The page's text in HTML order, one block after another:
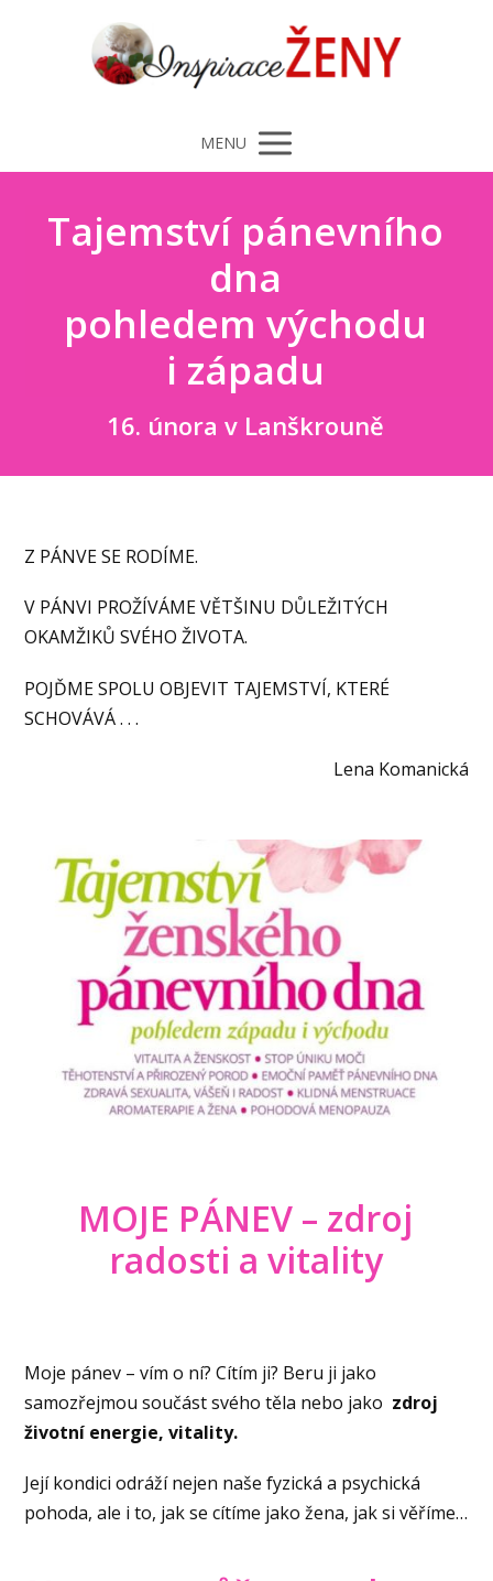
MENU
Tajemství pánevního
dna
pohledem východu
i západu
16. února v Lanškrouně
Z PÁNVE SE RODÍME.
V PÁNVI PROŽÍVÁME VĚTŠINU DŮLEŽITÝCH
OKAMŽIKŮ SVÉHO ŽIVOTA.
POJĎME SPOLU OBJEVIT TAJEMSTVÍ, KTERÉ
SCHOVÁVÁ . . .
Lena Komanická
MOJE PÁNEV – zdroj
radosti a vitality
Moje pánev – vím o ní? Cítím ji? Beru ji jako
samozřejmou součást svého těla nebo jako zdroj
životní energie, vitality.
Její kondici odráží nejen naše fyzická a psychická
pohoda, ale i to, jak se cítíme jako žena, jak si věříme…